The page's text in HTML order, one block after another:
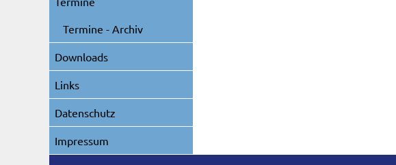
Termine - Archiv
Downloads
Links
Datenschutz
Impressum